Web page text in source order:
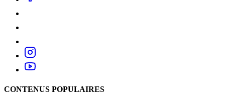
CONTENUS POPULAIRES